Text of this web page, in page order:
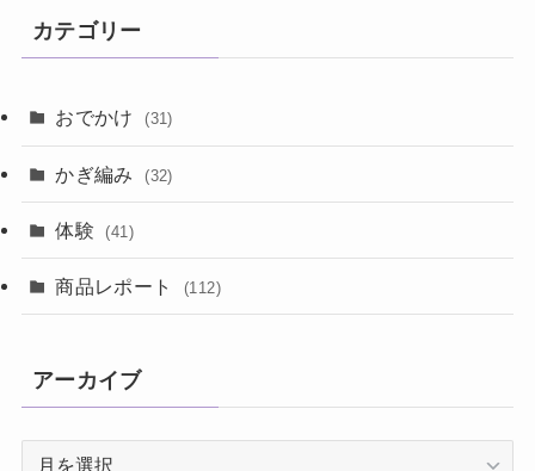
カテゴリー
おでかけ (31)
かぎ編み (32)
体験 (41)
商品レポート (112)
アーカイブ